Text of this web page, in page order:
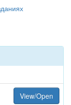
View/Open